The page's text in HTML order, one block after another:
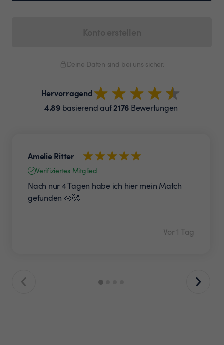
Deine Daten sind bei uns sicher.
Hervorragend
4.89basierend auf2176 Bewertungen
Amelie Ritter
Verifiziertes Mitglied
Nach nur 4 Tagen habe ich hier mein Match
gefunden 🐴🥰
Vor 1 Tag